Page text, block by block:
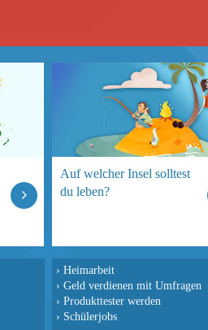
Auf welcher Insel solltest
du leben?
› Heimarbeit
› Geld verdienen mit Umfragen
› Produkttester werden
› Schülerjobs